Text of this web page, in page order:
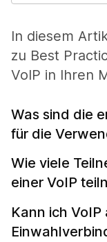
In diesem
zu Best
VoIP in Ihren
Was sind die
für die
Wie viele
einer VoIP
Kann ich